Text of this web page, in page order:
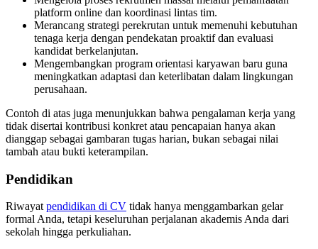
platform online dan koordinasi lintas tim.
Merancang strategi perekrutan untuk memenuhi kebutuhan
tenaga kerja dengan pendekatan proaktif dan evaluasi
kandidat berkelanjutan.
Mengembangkan program orientasi karyawan baru guna
meningkatkan adaptasi dan keterlibatan dalam lingkungan
perusahaan.
Contoh di atas juga menunjukkan bahwa pengalaman kerja yang
tidak disertai kontribusi konkret atau pencapaian hanya akan
dianggap sebagai gambaran tugas harian, bukan sebagai nilai
tambah atau bukti keterampilan.
Pendidikan
Riwayat pendidikan di CV tidak hanya menggambarkan gelar
formal Anda, tetapi keseluruhan perjalanan akademis Anda dari
sekolah hingga perkuliahan.